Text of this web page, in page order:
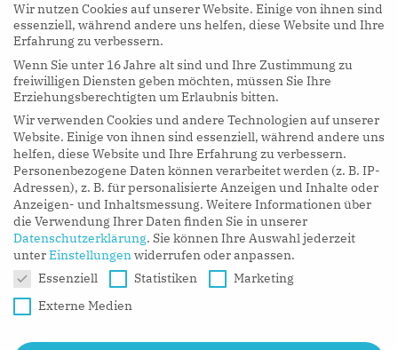
hy Podcasts
LISTEN NOW
Wir nutzen Cookies auf unserer Website. Einige von ihnen sind
essenziell, während andere uns helfen, diese Website und Ihre
Erfahrung zu verbessern.
Wenn Sie unter 16 Jahre alt sind und Ihre Zustimmung zu
freiwilligen Diensten geben möchten, müssen Sie Ihre
Erziehungsberechtigten um Erlaubnis bitten.
Wir verwenden Cookies und andere Technologien auf unserer
Website. Einige von ihnen sind essenziell, während andere uns
helfen, diese Website und Ihre Erfahrung zu verbessern.
Personenbezogene Daten können verarbeitet werden (z. B. IP-
Adressen), z. B. für personalisierte Anzeigen und Inhalte oder
Anzeigen- und Inhaltsmessung. Weitere Informationen über
die Verwendung Ihrer Daten finden Sie in unserer
Datenschutzerklärung. Sie können Ihre Auswahl jederzeit
unterEinstellungenwiderrufen oder anpassen.
Datenschutzeinstellungen
Essenziell Statistiken
Marketing
Externe Medien